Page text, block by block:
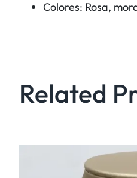
Colores: Rosa,
Related